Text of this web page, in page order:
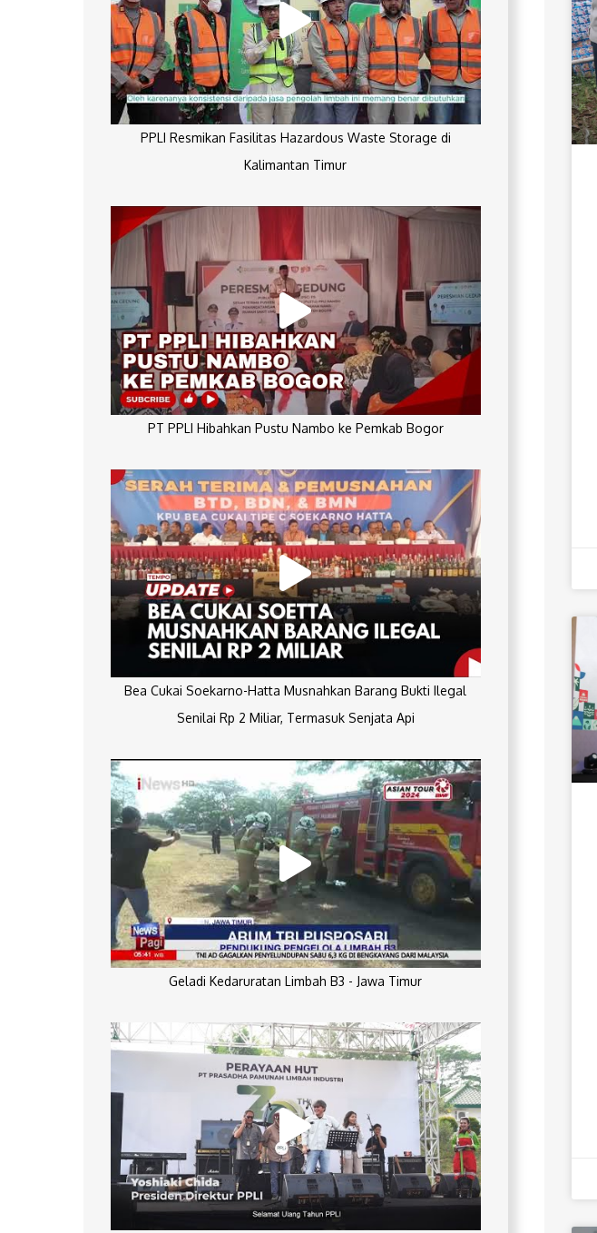
PPLI Resmikan Fasilitas Hazardous Waste Storage di
Kalimantan Timur
PT PPLI Hibahkan Pustu Nambo ke Pemkab Bogor
Bea Cukai Soekarno-Hatta Musnahkan Barang Bukti Ilegal
Senilai Rp 2 Miliar, Termasuk Senjata Api
Geladi Kedaruratan Limbah B3 - Jawa Timur